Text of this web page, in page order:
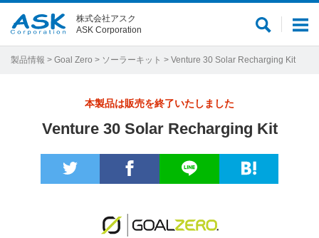
メ
ュ
サ
ト
株式会社アスク
ASK Corporation
製品情報 > Goal Zero > ソーラーキット > Venture 30 Solar Recharging Kit
本製品は販売を終了いたしました
Venture 30 Solar Recharging Kit